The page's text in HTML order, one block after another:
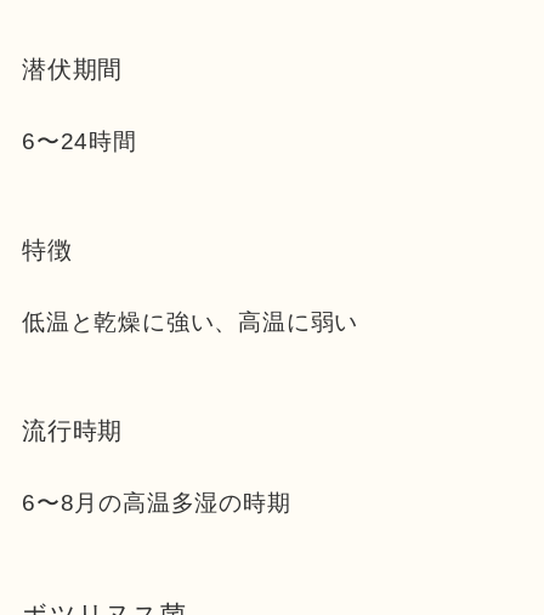
潜伏期間
6〜24時間
特徴
低温と乾燥に強い、高温に弱い
流行時期
6〜8月の高温多湿の時期